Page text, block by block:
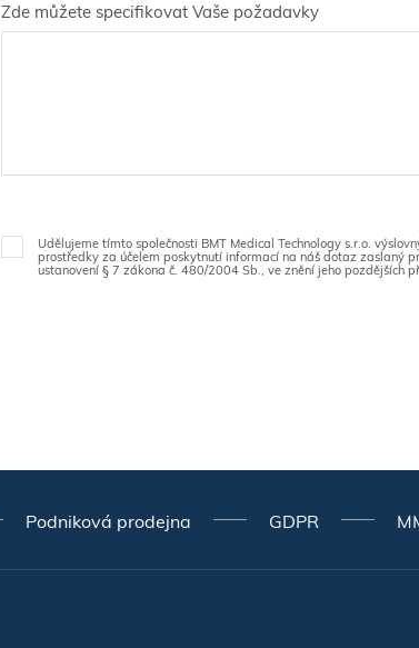
Zde můžete specifikovat Vaše požadavky
Udělujeme tímto společnosti BMT Medical Technology s.r.o.
prostředky za účelem poskytnutí informací na náš dotaz zaslaný
ustanovení § 7 zákona č. 480/2004 Sb., ve znění jeho pozdějších
Podniková prodejna GDPR